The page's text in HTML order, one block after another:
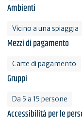
Ambienti
Vicino a una spiaggia
Mezzi di pagamento
Carte di pagamento
Gruppi
Da 5 a 15 persone
Accessibilità per le